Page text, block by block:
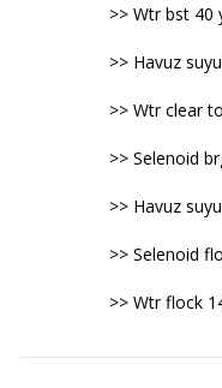
>> Wtr bst 40
>> Havuz suyu
>> Wtr clear
>> Selenoid
>> Havuz
>> Selenoid
>> Wtr flock